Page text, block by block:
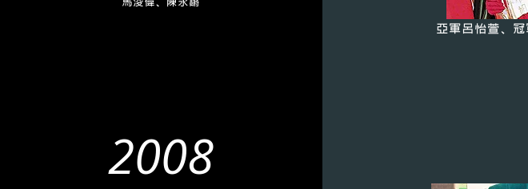
馬浚偉、陳永鏘
亞軍呂怡萱、
2008